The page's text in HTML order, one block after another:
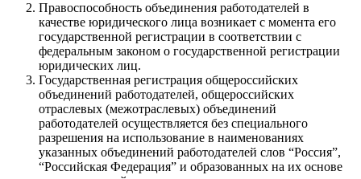
Правоспособность объединения работодателей в
качестве юридического лица возникает с момента его
государственной регистрации в соответствии с
федеральным законом о государственной регистрации
юридических лиц.
Государственная регистрация общероссийских
объединений работодателей, общероссийских
отраслевых (межотраслевых) объединений
работодателей осуществляется без специального
разрешения на использование в наименованиях
указанных объединений работодателей слов “Россия”,
“Российская Федерация” и образованных на их основе